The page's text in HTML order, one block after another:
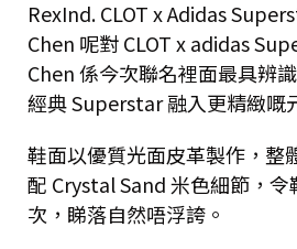
RexInd. CLOT x Adidas
Chen 呢對 CLOT x adidas
Chen 係今次聯名裡面最具辨
經典 Superstar 融入更精緻嘅
鞋面以優質光面皮革製作，整
配 Crystal Sand 米色細節，
次，睇落自然唔浮誇。